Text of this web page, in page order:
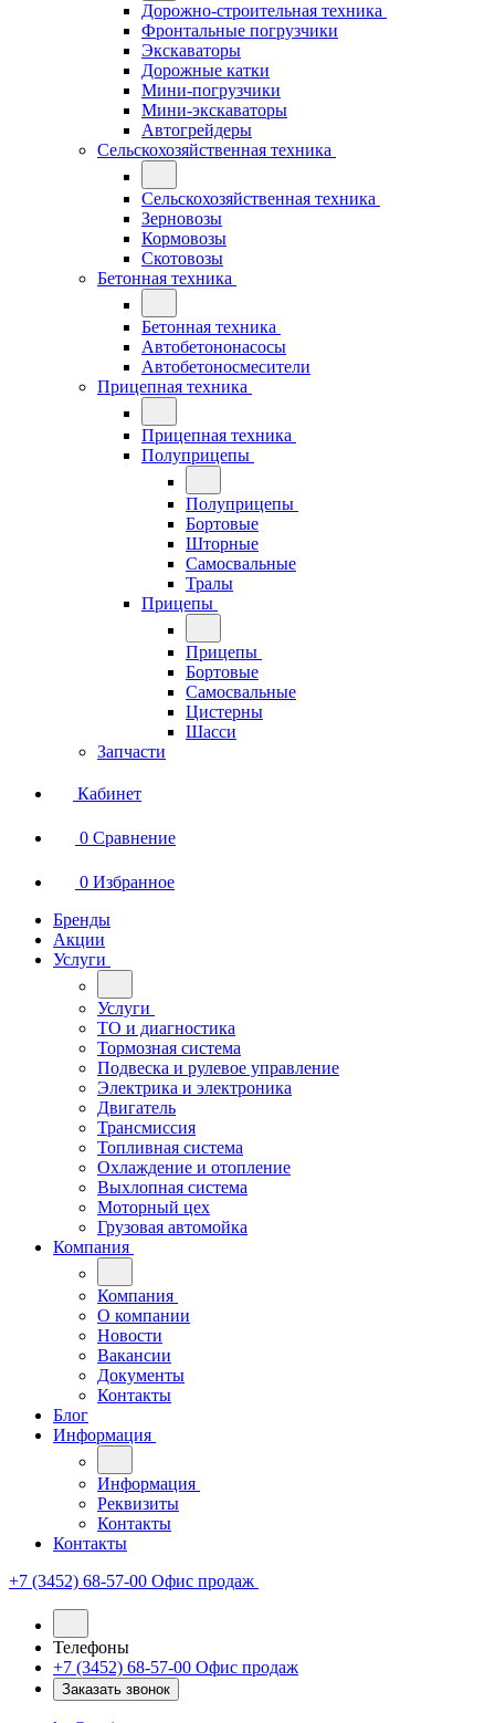
Дорожно-строительная техника
Фронтальные погрузчики
Экскаваторы
Дорожные катки
Мини-погрузчики
Мини-экскаваторы
Автогрейдеры
Сельскохозяйственная техника
Сельскохозяйственная техника
Зерновозы
Кормовозы
Скотовозы
Бетонная техника
Бетонная техника
Автобетононасосы
Автобетоносмесители
Прицепная техника
Прицепная техника
Полуприцепы
Полуприцепы
Бортовые
Шторные
Самосвальные
Тралы
Прицепы
Прицепы
Бортовые
Самосвальные
Цистерны
Шасси
Запчасти
Кабинет
0 Сравнение
0 Избранное
Бренды
Акции
Услуги
Услуги
ТО и диагностика
Тормозная система
Подвеска и рулевое управление
Электрика и электроника
Двигатель
Трансмиссия
Топливная система
Охлаждение и отопление
Выхлопная система
Моторный цех
Грузовая автомойка
Компания
Компания
О компании
Новости
Вакансии
Документы
Контакты
Блог
Информация
Информация
Реквизиты
Контакты
Контакты
+7 (3452) 68-57-00 Офис продаж
Телефоны
+7 (3452) 68-57-00 Офис продаж
Заказать звонок